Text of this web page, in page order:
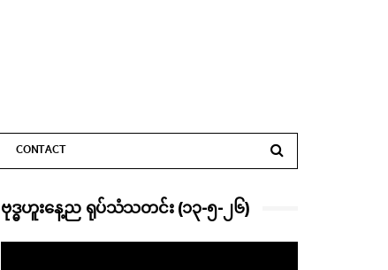
CONTACT
ဗုဒ္ဓဟူးနေ့ည ရုပ်သံသတင်း (၁၃-၅-၂၆)